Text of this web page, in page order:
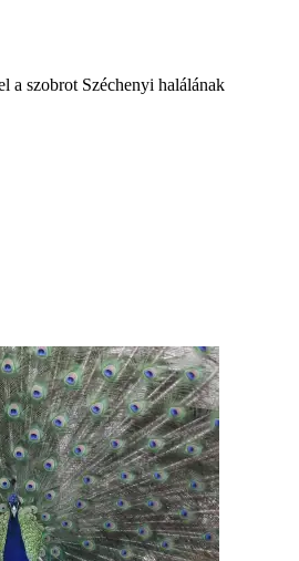
a szobrot Széchenyi halálának